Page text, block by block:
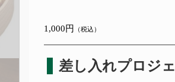
1,000円 （税込）
差し入れプロジ